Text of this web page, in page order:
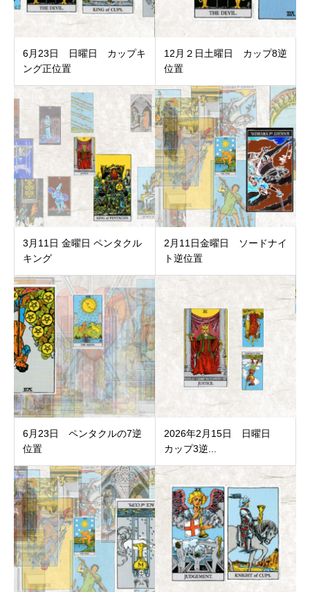
6月23日 日曜日 カップキ
ング正位置
12月２日土曜日 カップ8逆
位置
3月11日 金曜日 ペンタクル
キング
2月11日金曜日 ソードナイ
ト逆位置
6月23日 ペンタクルの7逆
位置
2026年2月15日 日曜日
カップ3逆...